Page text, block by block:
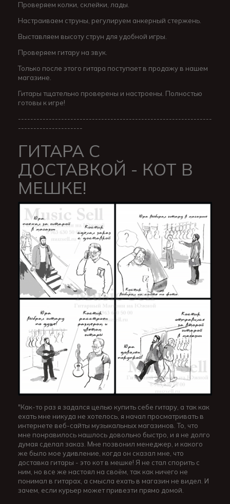
Проверяем колки, склейки, лады.
Настраиваем струны, регулируем анкерный стержень.
Выставляем высоту струн для удобной игры.
Проверяем гитару на звук.
Только после этого гитара поступает в продажу в нашем
магазине.
Гитары тщательно проверены и настроены. Полностью
готовы к игре!
---------------------------------------------------------------
---------------------
ГИТАРА С
ДОСТАВКОЙ - КОТ В
МЕШКЕ!
"Как-то раз я задался целью купить себе гитару, а так как
ехать мне никуда не хотелось, я начал просматривать в
интернете веб-сайты музыкальных магазинов. То, что
мне понравилось нашлось довольно быстро, и я не долго
думая сделал заказ. Мне позвонил менеджер, и какого
же было мое удивление, когда он сказал мне, что
доставка гитары - это кот в мешке! Я не стал спорить с
ним, но все же настоял на своём, так как ничего не
понимал в гитарах, а смысла ехать в магазин не видел. И
зачем, если курьер может привезти прямо домой.